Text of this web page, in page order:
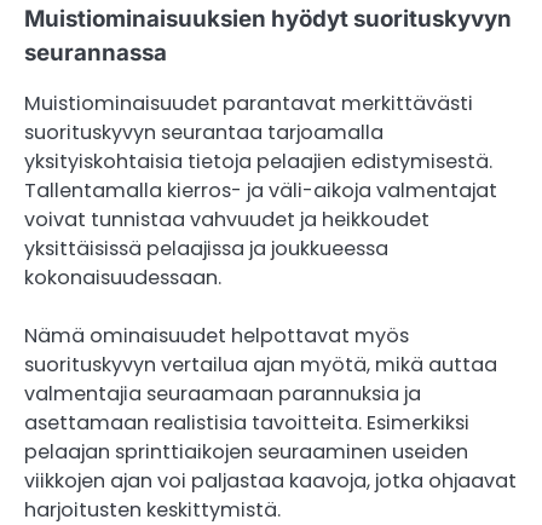
Muistiominaisuuksien hyödyt suorituskyvyn
seurannassa
Muistiominaisuudet parantavat merkittävästi
suorituskyvyn seurantaa tarjoamalla
yksityiskohtaisia tietoja pelaajien edistymisestä.
Tallentamalla kierros- ja väli-aikoja valmentajat
voivat tunnistaa vahvuudet ja heikkoudet
yksittäisissä pelaajissa ja joukkueessa
kokonaisuudessaan.
Nämä ominaisuudet helpottavat myös
suorituskyvyn vertailua ajan myötä, mikä auttaa
valmentajia seuraamaan parannuksia ja
asettamaan realistisia tavoitteita. Esimerkiksi
pelaajan sprinttiaikojen seuraaminen useiden
viikkojen ajan voi paljastaa kaavoja, jotka ohjaavat
harjoitusten keskittymistä.